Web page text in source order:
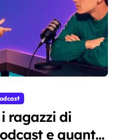
ragazzi di
e quanto